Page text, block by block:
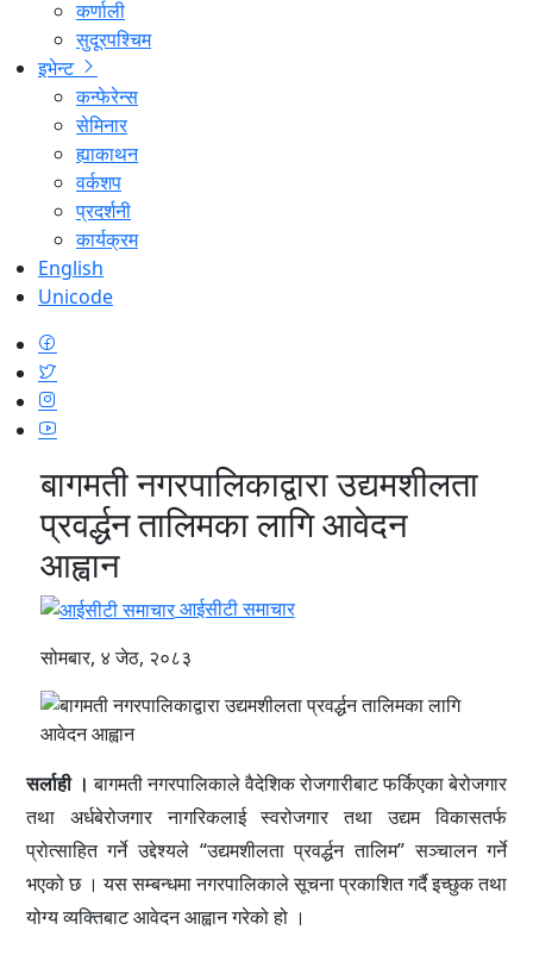
कर्णाली
सुदूरपश्चिम
इभेन्ट
कन्फेरेन्स
सेमिनार
ह्याकाथन
वर्कशप
प्रदर्शनी
कार्यक्रम
English
Unicode
बागमती नगरपालिकाद्वारा उद्यमशीलता
प्रवर्द्धन तालिमका लागि आवेदन
आह्वान
आईसीटी समाचार
सोमबार, ४ जेठ, २०८३
सर्लाही ।बागमती नगरपालिकाले वैदेशिक रोजगारीबाट फर्किएका बेरोजगार
तथा अर्धबेरोजगार नागरिकलाई स्वरोजगार तथा उद्यम विकासतर्फ
प्रोत्साहित गर्ने उद्देश्यले “उद्यमशीलता प्रवर्द्धन तालिम” सञ्चालन गर्ने
भएको छ । यस सम्बन्धमा नगरपालिकाले सूचना प्रकाशित गर्दै इच्छुक तथा
योग्य व्यक्तिबाट आवेदन आह्वान गरेको हो ।